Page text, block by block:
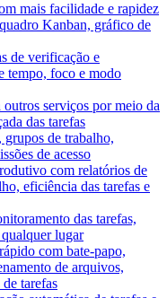
mais facilidade e rapidez
Kanban, gráfico de
de verificação e
tempo, foco e modo
outros serviços por meio da
das tarefas
grupos de trabalho,
de acesso
com relatórios de
eficiência das tarefas e
das tarefas,
lugar
com bate-papo,
de arquivos,
tarefas